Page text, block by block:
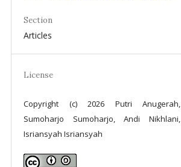
Section
Articles
License
Copyright (c) 2026 Putri Anugerah,
Sumoharjo Sumoharjo, Andi Nikhlani,
Isriansyah Isriansyah